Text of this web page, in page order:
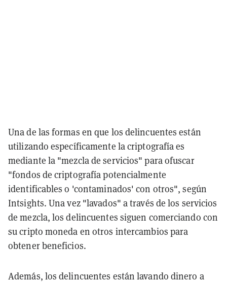
Una de las formas en que los delincuentes están
utilizando específicamente la criptografía es
mediante la "mezcla de servicios" para ofuscar
"fondos de criptografía potencialmente
identificables o 'contaminados' con otros", según
Intsights. Una vez "lavados" a través de los servicios
de mezcla, los delincuentes siguen comerciando con
su cripto moneda en otros intercambios para
obtener beneficios.
Además, los delincuentes están lavando dinero a